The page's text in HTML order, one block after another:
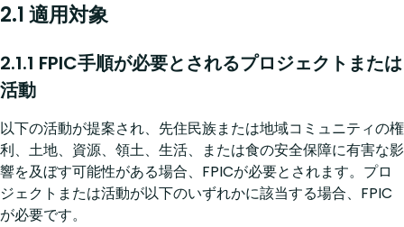
2.1 適用対象
2.1.1 FPIC手順が必要とされるプロジェクトまたは
活動
以下の活動が提案され、先住民族または地域コミュニティの権
利、土地、資源、領土、生活、または食の安全保障に有害な影
響を及ぼす可能性がある場合、FPICが必要とされます。プロ
ジェクトまたは活動が以下のいずれかに該当する場合、FPIC
が必要です。